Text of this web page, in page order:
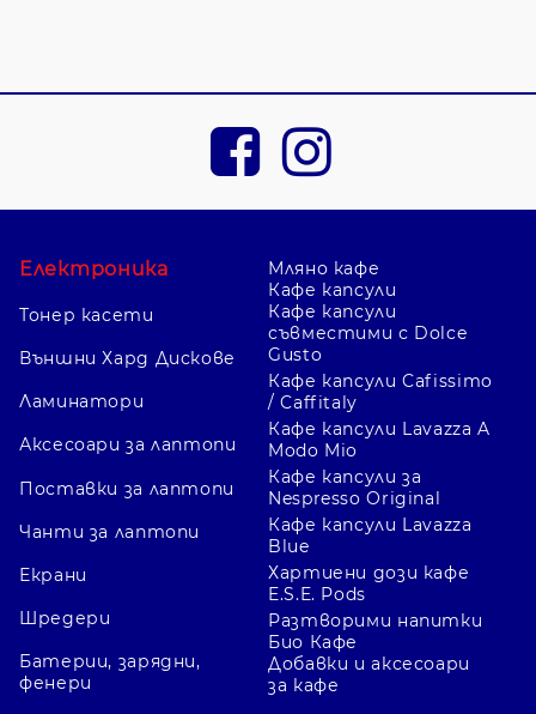
Електроника
Тонер касети
Външни Хард Дискове
Ламинатори
Аксесоари за лаптопи
Поставки за лаптопи
Чанти за лаптопи
Екрани
Шредери
Батерии, зарядни,
фенери
Мляно кафе
Кафе капсули
Кафе капсули
съвместими с Dolce
Gusto
Кафе капсули Cafissimo
/ Caffitaly
Кафе капсули Lavazza A
Modo Mio
Кафе капсули за
Nespresso Original
Кафе капсули Lavazza
Blue
Хартиени дози кафе
E.S.E. Pods
Разтворими напитки
Био Кафе
Добавки и аксесоари
за кафе